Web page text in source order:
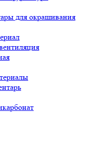
для окрашивания